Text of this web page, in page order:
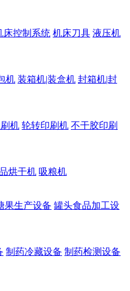
床控制系统 机床刀具 液压机
机 装箱机|装盒机 封箱机|封
机 轮转印刷机 不干胶印刷
烘干机 吸粮机
果生产设备 罐头食品加工设
制药冷藏设备 制药检测设备